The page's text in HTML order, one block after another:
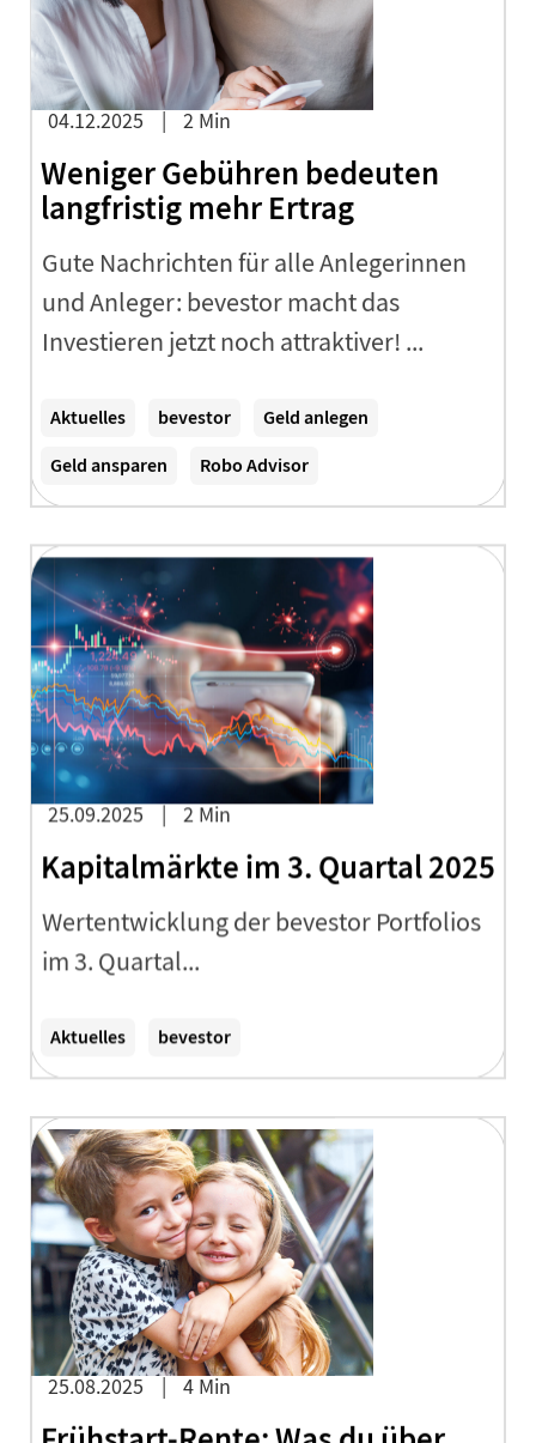
04.12.2025 2 Min
Weniger Gebühren bedeuten
langfristig mehr Ertrag
Gute Nachrichten für alle Anlegerinnen
und Anleger: bevestor macht das
Investieren jetzt noch attraktiver! ...
Aktuelles bevestor
Geld anlegen
Geld ansparen
Robo Advisor
25.09.2025 2 Min
Kapitalmärkte im 3. Quartal 2025
Wertentwicklung der bevestor Portfolios
im 3. Quartal...
Aktuelles bevestor
25.08.2025 4 Min